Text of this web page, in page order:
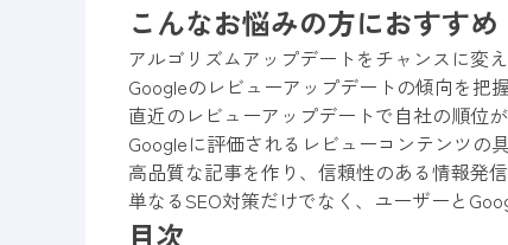
こんなお悩みの方におすすめ
アルゴリズムアップデートをチャンスに変
Googleのレビューアップデートの傾向を把
直近のレビューアップデートで自社の順位
Googleに評価されるレビューコンテンツの
高品質な記事を作り、信頼性のある情報発
単なるSEO対策だけでなく、ユーザーと
目次